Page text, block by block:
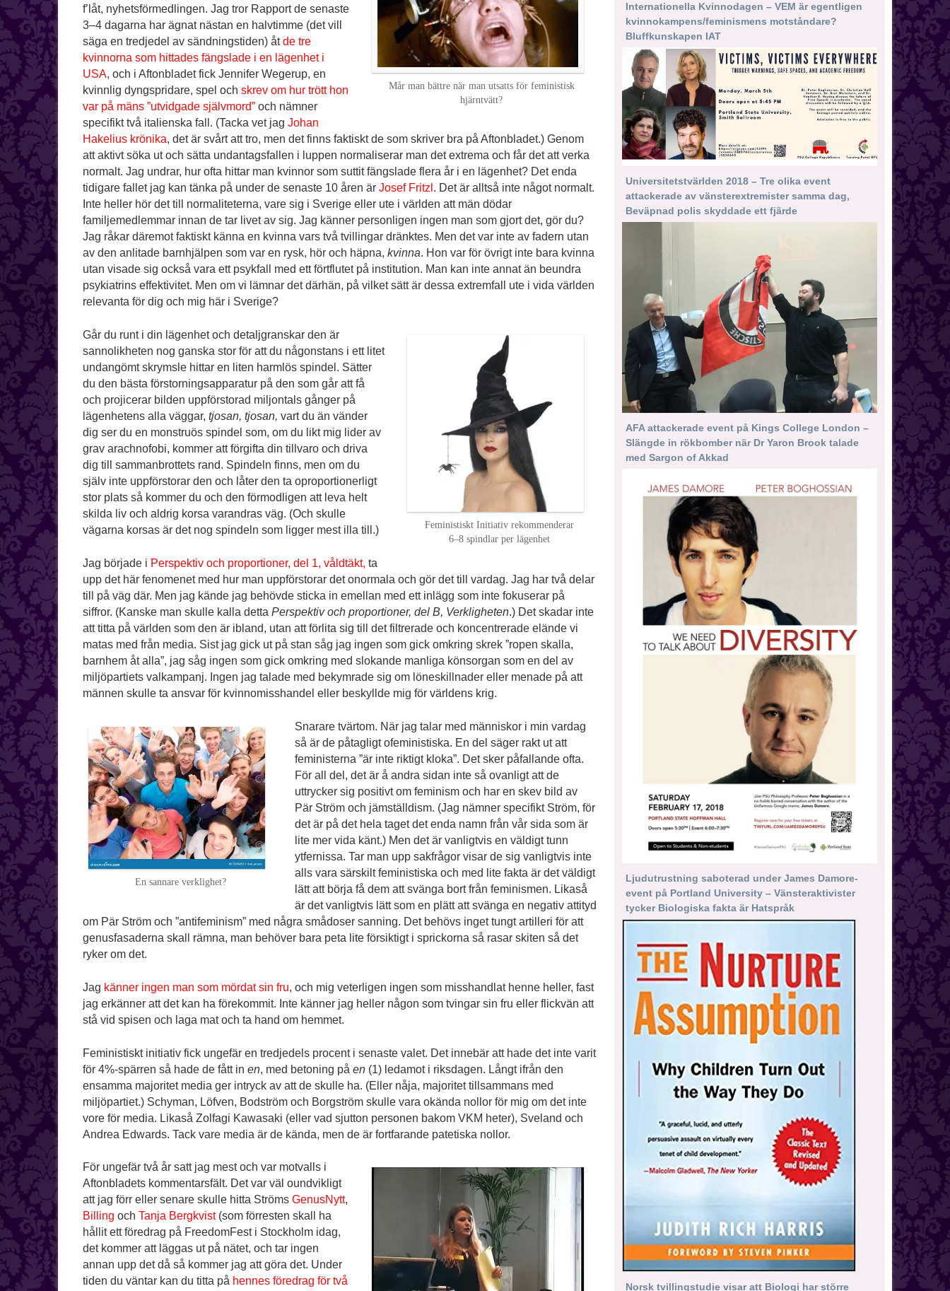
Mår man bättre när man utsatts för feministisk
hjärntvätt?
f’låt, nyhetsförmedlingen. Jag tror Rapport de senaste
3–4 dagarna har ägnat nästan en halvtimme (det vill
säga en tredjedel av sändningstiden) åtde tre
kvinnorna som hittades fängslade i en lägenhet i
USA, och i Aftonbladet fick Jennifer Wegerup, en
kvinnlig dyngspridare, spel och skrev om hur trött hon
var på mäns ”utvidgade självmord” och nämner
specifikt två italienska fall. (Tacka vet jag Johan
Hakelius krönika, det är svårt att tro, men det finns faktiskt de som skriver bra på Aftonbladet.) Genom
att aktivt söka ut och sätta undantagsfallen i luppen normaliserar man det extrema och får det att verka
normalt. Jag undrar, hur ofta hittar man kvinnor som suttit fängslade flera år i en lägenhet? Det enda
tidigare fallet jag kan tänka på under de senaste 10 åren är Josef Fritzl . Det är alltså inte något normalt.
Inte heller hör det till normaliteterna, vare sig i Sverige eller ute i världen att män dödar
familjemedlemmar innan de tar livet av sig. Jag känner personligen ingen man som gjort det, gör du?
Jag råkar däremot faktiskt känna en kvinna vars två tvillingar dränktes. Men det var inte av fadern utan
av den anlitade barnhjälpen som var en rysk, hör och häpna, kvinna. Hon var för övrigt inte bara kvinna
utan visade sig också vara ett psykfall med ett förtflutet på institution. Man kan inte annat än beundra
psykiatrins effektivitet. Men om vi lämnar det därhän, på vilket sätt är dessa extremfall ute i vida världen
relevanta för dig och mig här i Sverige?
Feministiskt Initiativ rekommenderar
6–8 spindlar per lägenhet
Går du runt i din lägenhet och detaljgranskar den är
sannolikheten nog ganska stor för att du någonstans i ett litet
undangömt skrymsle hittar en liten harmlös spindel. Sätter
du den bästa förstorningsapparatur på den som går att få
och projicerar bilden uppförstorad miljontals gånger på
lägenhetens alla väggar, tjosan, tjosan, vart du än vänder
dig ser du en monstruös spindel som, om du likt mig lider av
grav arachnofobi, kommer att förgifta din tillvaro och driva
dig till sammanbrottets rand. Spindeln finns, men om du
själv inte uppförstorar den och låter den ta oproportionerligt
stor plats så kommer du och den förmodligen att leva helt
skilda liv och aldrig korsa varandras väg. (Och skulle
vägarna korsas är det nog spindeln som ligger mest illa till.)
Jag började i Perspektiv och proportioner, del 1, våldtäkt, ta
upp det här fenomenet med hur man uppförstorar det onormala och gör det till vardag. Jag har två delar
till på väg där. Men jag kände jag behövde sticka in emellan med ett inlägg som inte fokuserar på
siffror. (Kanske man skulle kalla detta Perspektiv och proportioner, del B, Verkligheten.) Det skadar inte
att titta på världen som den är ibland, utan att förlita sig till det filtrerade och koncentrerade elände vi
matas med från media. Sist jag gick ut på stan såg jag ingen som gick omkring skrek ”ropen skalla,
barnhem åt alla”, jag såg ingen som gick omkring med slokande manliga könsorgan som en del av
miljöpartiets valkampanj. Ingen jag talade med bekymrade sig om löneskillnader eller menade på att
männen skulle ta ansvar för kvinnomisshandel eller beskyllde mig för världens krig.
En sannare verklighet?
Snarare tvärtom. När jag talar med människor i min vardag
så är de påtagligt ofeministiska. En del säger rakt ut att
feministerna ”är inte riktigt kloka”. Det sker påfallande ofta.
För all del, det är å andra sidan inte så ovanligt att de
uttrycker sig positivt om feminism och har en skev bild av
Pär Ström och jämställdism. (Jag nämner specifikt Ström, för
det är på det hela taget det enda namn från vår sida som är
lite mer vida känt.) Men det är vanligtvis en väldigt tunn
ytfernissa. Tar man upp sakfrågor visar de sig vanligtvis inte
alls vara särskilt feministiska och med lite fakta är det väldigt
lätt att börja få dem att svänga bort från feminismen. Likaså
är det vanligtvis lätt som en plätt att svänga en negativ attityd
om Pär Ström och ”antifeminism” med några smådoser sanning. Det behövs inget tungt artilleri för att
genusfasaderna skall rämna, man behöver bara peta lite försiktigt i sprickorna så rasar skiten så det
ryker om det.
Jag känner ingen man som mördat sin fru, och mig veterligen ingen som misshandlat henne heller, fast
jag erkänner att det kan ha förekommit. Inte känner jag heller någon som tvingar sin fru eller flickvän att
stå vid spisen och laga mat och ta hand om hemmet.
Feministiskt initiativ fick ungefär en tredjedels procent i senaste valet. Det innebär att hade det inte varit
för 4%-spärren så hade de fått in en, med betoning på en (1) ledamot i riksdagen. Långt ifrån den
ensamma majoritet media ger intryck av att de skulle ha. (Eller nåja, majoritet tillsammans med
miljöpartiet.) Schyman, Löfven, Bodström och Borgström skulle vara okända nollor för mig om det inte
vore för media. Likaså Zolfagi Kawasaki (eller vad sjutton personen bakom VKM heter), Sveland och
Andrea Edwards. Tack vare media är de kända, men de är fortfarande patetiska nollor.
För ungefär två år satt jag mest och var motvalls i
Aftonbladets kommentarsfält. Det var väl oundvikligt
att jag förr eller senare skulle hitta Ströms GenusNytt,
Billing och Tanja Bergkvist(som förresten skall ha
hållit ett föredrag på FreedomFest i Stockholm idag,
det kommer att läggas ut på nätet, och tar ingen
annan upp det då så kommer jag att göra det. Under
tiden du väntar kan du titta på hennes föredrag för två
Internationella Kvinnodagen – VEM är egentligen
kvinnokampens/feminismens motståndare?
Bluffkunskapen IAT
Universitetstvärlden 2018 – Tre olika event
attackerade av vänsterextremister samma dag,
Beväpnad polis skyddade ett fjärde
AFA attackerade event på Kings College London –
Slängde in rökbomber när Dr Yaron Brook talade
med Sargon of Akkad
Ljudutrustning saboterad under James Damore-
event på Portland University – Vänsteraktivister
tycker Biologiska fakta är Hatspråk
Norsk tvillingstudie visar att Biologi har större